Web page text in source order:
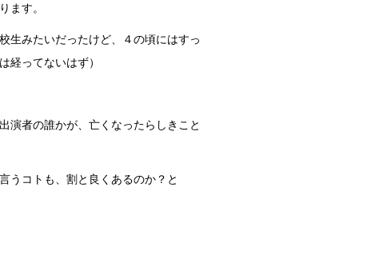
ます。
みたいだったけど、４の頃にはすっ
経ってないはず）
演者の誰かが、亡くなったらしきこと
うコトも、割と良くあるのか？と